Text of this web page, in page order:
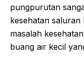
pungpurutan
kesehatan saluran
masalah
buang air kecil